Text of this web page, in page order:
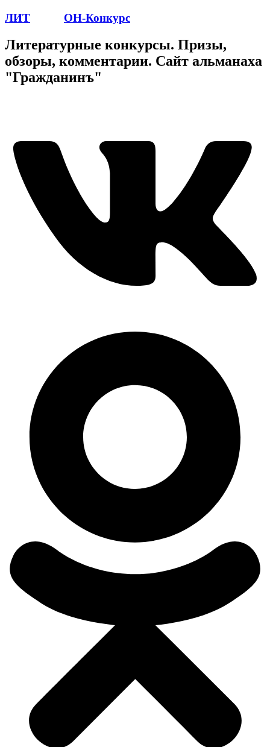
ЛИТ ОН-Конкурс
Литературные конкурсы. Призы,
обзоры, комментарии. Сайт альманаха
"Гражданинъ"